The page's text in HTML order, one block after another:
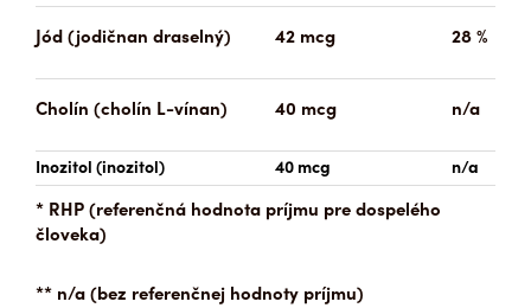
Jód (jodičnan draselný) 42 mcg 28 %
Cholín (cholín L-vínan) 40 mcg n/a
Inozitol (inozitol) 40 mcg n/a
* RHP (referenčná hodnota príjmu pre dospelého
človeka)
** n/a (bez referenčnej hodnoty príjmu)